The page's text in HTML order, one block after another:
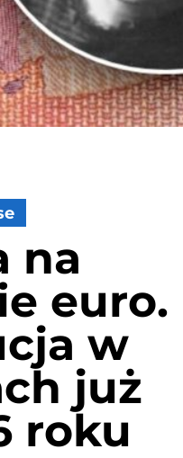
na
euro.
w
już
roku